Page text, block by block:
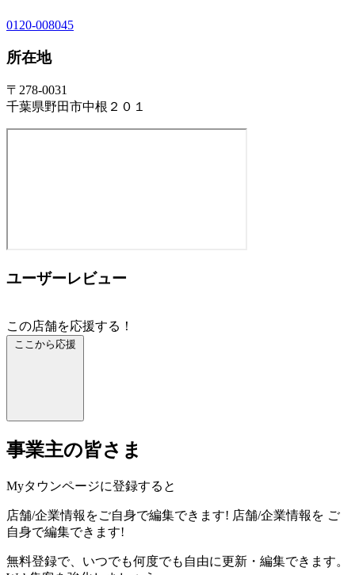
0120-008045
所在地
〒278-0031
千葉県野田市中根２０１
ユーザーレビュー
この店舗を応援する！
ここから応援
事業主の皆さま
Myタウンページに登録すると
店舗/企業情報をご自身で編集できます! 店舗/企業情報を ご
自身で編集できます!
無料登録で、いつでも何度でも自由に更新・編集できます。